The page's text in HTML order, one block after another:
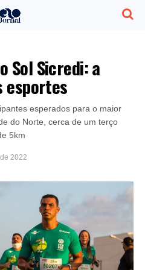
Sol Sicredi: a
esportes
esperados para o maior
do Norte, cerca de um terço
5km
2022